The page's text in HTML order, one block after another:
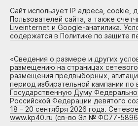
Сайт использует IP адреса, cookie,
Пользователей сайта, а также
Liveinternet и Google-анатилика.
содержатся в Политике по защите
«Сведения о размере и других
размещению на страницах
размещения предвыборных,
период избирательной кампании по
Государственную Думу
Российской Федерации девятого
18 – 20 сентября 2026 года.
www.kp40.ru (св-во Эл № ФС77-